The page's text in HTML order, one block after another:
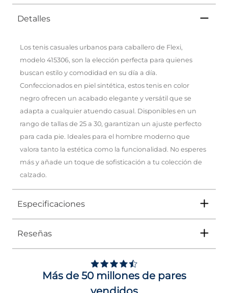
Detalles
Los tenis casuales urbanos para caballero de Flexi,
modelo 415306, son la elección perfecta para quienes
buscan estilo y comodidad en su día a día.
Confeccionados en piel sintética, estos tenis en color
negro ofrecen un acabado elegante y versátil que se
adapta a cualquier atuendo casual. Disponibles en un
rango de tallas de 25 a 30, garantizan un ajuste perfecto
para cada pie. Ideales para el hombre moderno que
valora tanto la estética como la funcionalidad. No esperes
más y añade un toque de sofisticación a tu colección de
calzado.
Especificaciones
Tipo
Género Hombre
Reseñas
Más de 50 millones de pares